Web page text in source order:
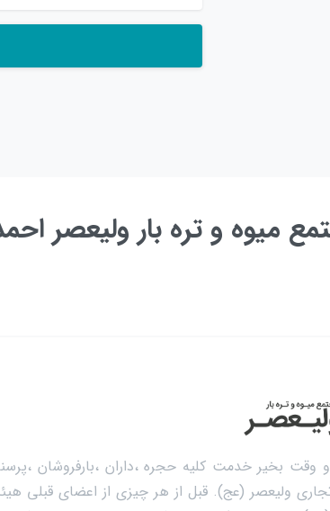
میوه و تره بار ولیعصر
وقت بخیر خدمت کلیه حجره ،داران ،بارفروشان
ولیعصر (عج). قبل از هر چیزی از اعضای قبلی